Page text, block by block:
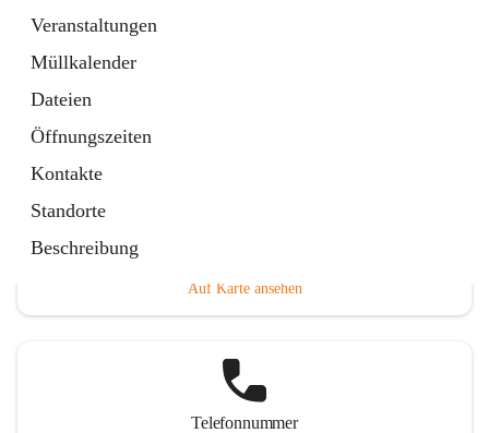
Veranstaltungen
Müllkalender
Dateien
Öffnungszeiten
Kontakte
Standorte
Beschreibung
Auf Karte ansehen
Telefonnummer